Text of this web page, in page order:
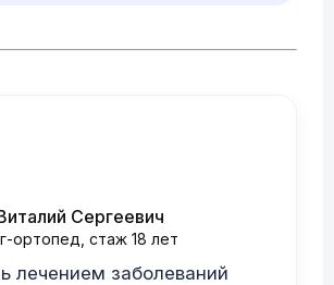
Сергеевич
ортопед, стаж 18 лет
лечением заболеваний